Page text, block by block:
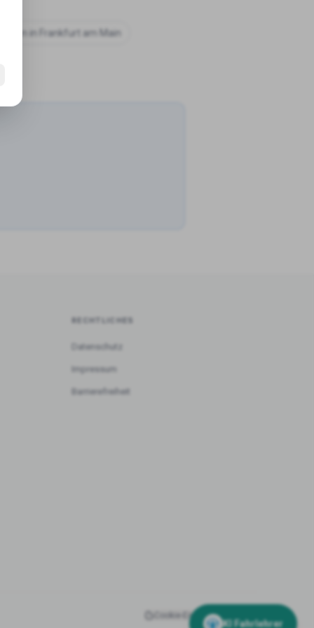
in Frankfurt am Main
RECHTLICHES
Datenschutz
Impressum
Barrierefreiheit
Cookie-Einstellungen
KI Fahrlehrer